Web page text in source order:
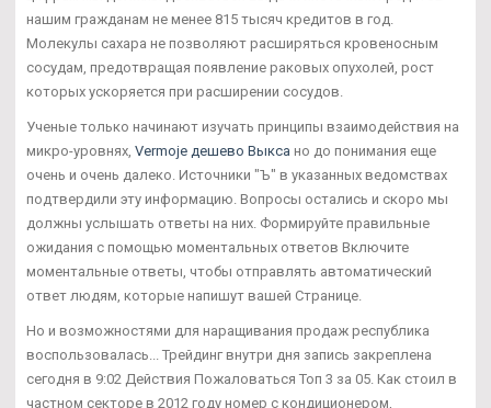
нашим гражданам не менее 815 тысяч кредитов в год.
Молекулы сахара не позволяют расширяться кровеносным
сосудам, предотвращая появление раковых опухолей, рост
которых ускоряется при расширении сосудов.
Ученые только начинают изучать принципы взаимодействия на
микро-уровнях, Vermoje дешево Выкса но до понимания еще
очень и очень далеко. Источники "Ъ" в указанных ведомствах
подтвердили эту информацию. Вопросы остались и скоро мы
должны услышать ответы на них. Формируйте правильные
ожидания с помощью моментальных ответов Включите
моментальные ответы, чтобы отправлять автоматический
ответ людям, которые напишут вашей Странице.
Но и возможностями для наращивания продаж республика
воспользовалась... Трейдинг внутри дня запись закреплена
сегодня в 9:02 Действия Пожаловаться Топ 3 за 05. Как стоил в
частном секторе в 2012 году номер с кондиционером,